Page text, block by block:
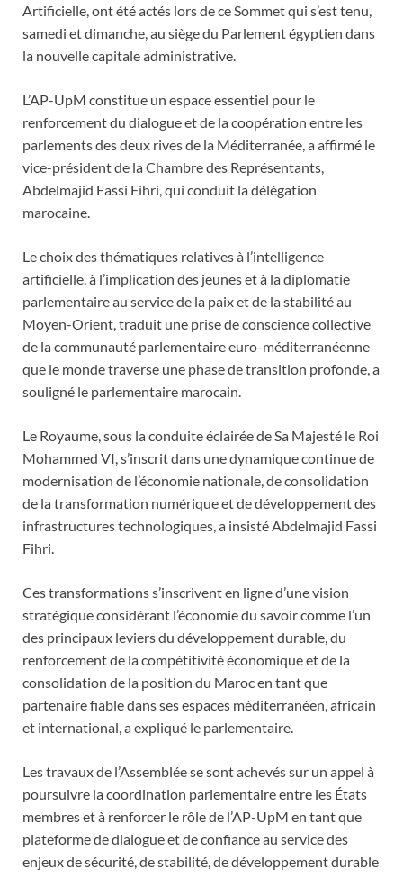
Artificielle, ont été actés lors de ce Sommet qui s’est tenu,
samedi et dimanche, au siège du Parlement égyptien dans
la nouvelle capitale administrative.
L’AP-UpM constitue un espace essentiel pour le
renforcement du dialogue et de la coopération entre les
parlements des deux rives de la Méditerranée, a affirmé le
vice-président de la Chambre des Représentants,
Abdelmajid Fassi Fihri, qui conduit la délégation
marocaine.
Le choix des thématiques relatives à l’intelligence
artificielle, à l’implication des jeunes et à la diplomatie
parlementaire au service de la paix et de la stabilité au
Moyen-Orient, traduit une prise de conscience collective
de la communauté parlementaire euro-méditerranéenne
que le monde traverse une phase de transition profonde, a
souligné le parlementaire marocain.
Le Royaume, sous la conduite éclairée de Sa Majesté le Roi
Mohammed VI, s’inscrit dans une dynamique continue de
modernisation de l’économie nationale, de consolidation
de la transformation numérique et de développement des
infrastructures technologiques, a insisté Abdelmajid Fassi
Fihri.
Ces transformations s’inscrivent en ligne d’une vision
stratégique considérant l’économie du savoir comme l’un
des principaux leviers du développement durable, du
renforcement de la compétitivité économique et de la
consolidation de la position du Maroc en tant que
partenaire fiable dans ses espaces méditerranéen, africain
et international, a expliqué le parlementaire.
Les travaux de l’Assemblée se sont achevés sur un appel à
poursuivre la coordination parlementaire entre les États
membres et à renforcer le rôle de l’AP-UpM en tant que
plateforme de dialogue et de confiance au service des
enjeux de sécurité, de stabilité, de développement durable